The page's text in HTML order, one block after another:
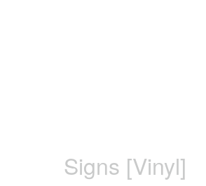
Signs [Vinyl]